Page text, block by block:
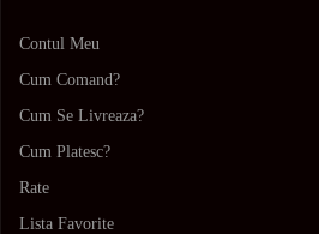
Contul Meu
Cum Comand?
Cum Se Livreaza?
Cum Platesc?
Rate
Lista Favorite